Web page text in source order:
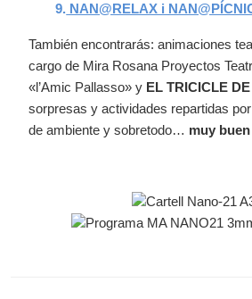
9. NAN@RELAX i
También encontrarás: animaciones
cargo de Mira Rosana Proyectos
« l’Amic Pallasso» y EL TRICICLE
sorpresas y actividades repartidas
de ambiente y sobretodo… muy